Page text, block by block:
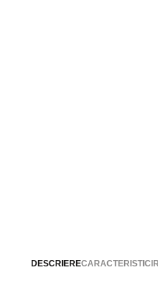
DESCRIERECARACTERISTICI